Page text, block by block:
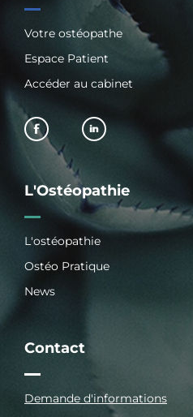
Votre ostéopathe
Espace Patient
Accéder au cabinet
L'Ostéopathie
L'ostéopathie
Ostéo Pratique
News
Contact
Demande d'informations